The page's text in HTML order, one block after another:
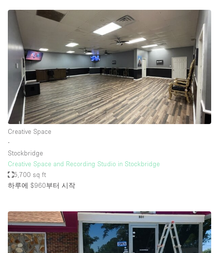
Creative Space
∙
Stockbridge
Creative Space and Recording Studio in Stockbridge
5,700 sq ft
하루에 $960부터 시작